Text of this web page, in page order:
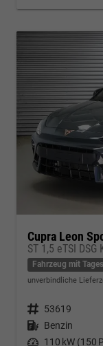
Cupra Leon
ST 1,5 eTSI DSG
Fahrzeug mit
unverbindliche
Fahrzeugnr. 53619
Kraftstoff Benzin
Leistung 110 kW (150